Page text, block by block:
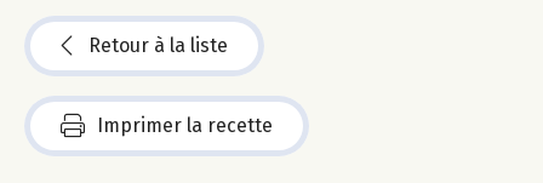
Retour à la liste
Imprimer la recette